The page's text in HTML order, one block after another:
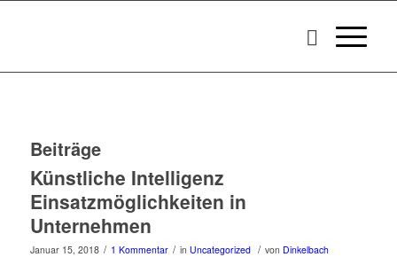
Beiträge
Künstliche Intelligenz
Einsatzmöglichkeiten in
Unternehmen
Januar 15, 2018 / 1 Kommentar / in Uncategorized / von Dinkelbach